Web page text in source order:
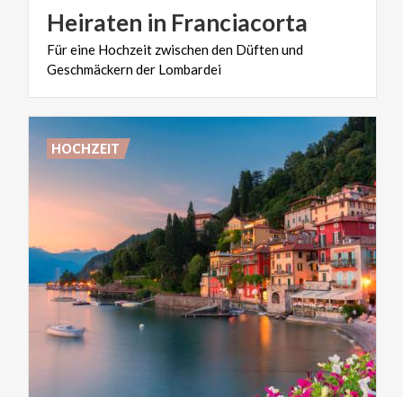
Heiraten in Franciacorta
Füreine Hochzeit zwischenden Düftenund
Geschmäckernder Lombardei
HOCHZEIT